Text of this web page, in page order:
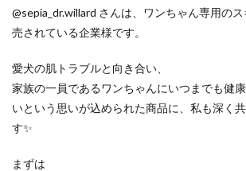
@sepia_dr.willard さんは、ワンちゃん専用の
売されている企業様です。
愛犬の肌トラブルと向き合い、
家族の一員であるワンちゃんにいつまでも健
いという思いが込められた商品に、私も深く
す✨
まずは